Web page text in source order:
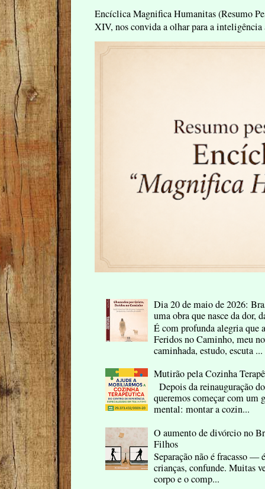
Encíclica Magnifica Humanitas (Resumo
XIV, nos convida a olhar para a
Dia 20 de maio de 2026:
uma obra que nasce da dor,
É com profunda alegria que
Feridos no Caminho, meu
caminhada, estudo, escuta ...
Mutirão pela Cozinha
Depois da reinauguração
queremos começar com um
mental: montar a cozin...
O aumento de divórcio no
Filhos
Separação não é fracasso —
crianças, confunde. Muitas
corpo e o comp...